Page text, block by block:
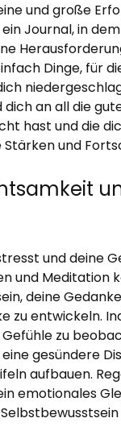
und große
Journal, in
Dinge, für
an all die
hast und die
Stärken und
und deine
und Meditation
deine
zu entwickeln.
zu
gesündere
aufbauen.
emotionales